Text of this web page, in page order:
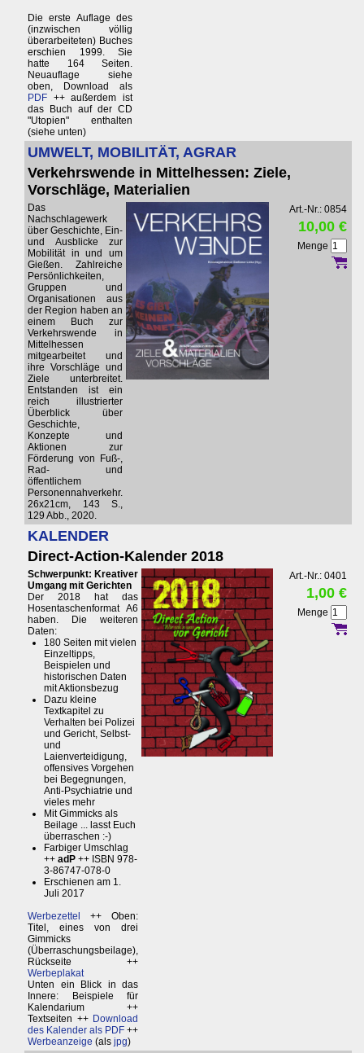
Die erste Auflage des
(inzwischen völlig
überarbeiteten) Buches
erschien 1999. Sie
hatte 164 Seiten.
Neuauflage siehe
oben, Download als
PDF ++ außerdem ist
das Buch auf der CD
"Utopien" enthalten
(siehe unten)
UMWELT, MOBILITÄT, AGRAR
Verkehrswende in Mittelhessen: Ziele,
Vorschläge, Materialien
Das
Nachschlagewerk
über Geschichte, Ein-
und Ausblicke zur
Mobilität in und um
Gießen. Zahlreiche
Persönlichkeiten,
Gruppen und
Organisationen aus
der Region haben an
einem Buch zur
Verkehrswende in
Mittelhessen
mitgearbeitet und
ihre Vorschläge und
Ziele unterbreitet.
Entstanden ist ein
reich illustrierter
Überblick über
Geschichte,
Konzepte und
Aktionen zur
Förderung von Fuß-,
Rad- und
öffentlichem
Personennahverkehr.
26x21cm, 143 S.,
129 Abb., 2020.
Art.-Nr.: 0854
10,00 €
Menge
KALENDER
Direct-Action-Kalender 2018
Schwerpunkt: Kreativer
Umgang mit Gerichten
Der 2018 hat das
Hosentaschenformat A6
haben. Die weiteren
Daten:
180 Seiten mit vielen
Einzeltipps,
Beispielen und
historischen Daten
mit Aktionsbezug
Dazu kleine
Textkapitel zu
Verhalten bei Polizei
und Gericht, Selbst-
und
Laienverteidigung,
offensives Vorgehen
bei Begegnungen,
Anti-Psychiatrie und
vieles mehr
Mit Gimmicks als
Beilage ... lasst Euch
überraschen :-)
Farbiger Umschlag
++ adP ++ ISBN 978-
3-86747-078-0
Erschienen am 1.
Juli 2017
Werbezettel
++ Oben:
Titel, eines von drei
Gimmicks
(Überraschungsbeilage),
Rückseite ++
Werbeplakat
Unten ein Blick in das
Innere: Beispiele für
Kalendarium ++
Textseiten ++ Download
des Kalender als PDF ++
Werbeanzeige (als jpg)
Art.-Nr.: 0401
1,00 €
Menge